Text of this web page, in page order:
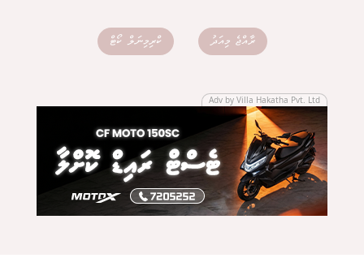
ރާއްޖެ މިއަދު ކްރިމިނަލް ކޯޓް
Adv by Villa Hakatha Pvt. Ltd